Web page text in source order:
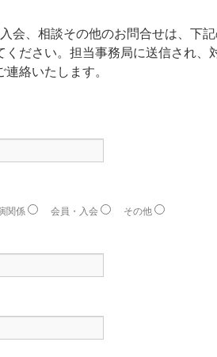
会、相談その他のお問合せは、下
ください。担当事務局に送信され、
絡いたします。
関係 会員・入会 その他